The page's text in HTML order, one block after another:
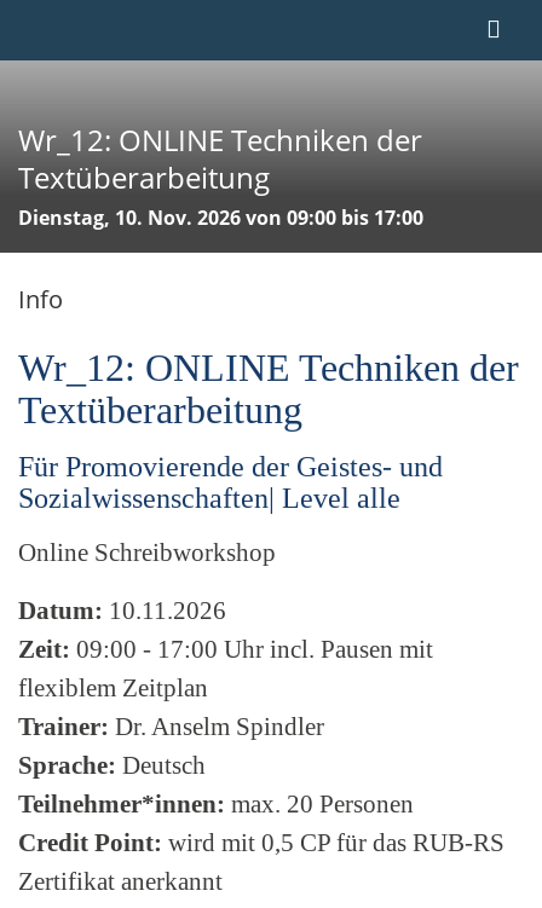
Wr_12: ONLINE Techniken der
Textüberarbeitung
Dienstag, 10. Nov. 2026 von 09:00 bis 17:00
Info
Wr_12: ONLINE Techniken der
Textüberarbeitung
Für Promovierende der Geistes- und
Sozialwissenschaften| Level alle
Online Schreibworkshop
Datum: 10.11.2026
Zeit: 09:00 - 17:00 Uhr incl. Pausen mit
flexiblem Zeitplan
Trainer: Dr. Anselm Spindler
Sprache: Deutsch
Teilnehmer*innen: max. 20 Personen
Credit Point: wird mit 0,5 CP für das RUB-RS
Zertifikat anerkannt